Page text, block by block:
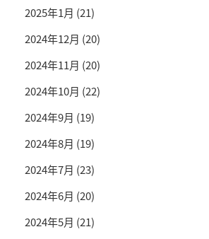
2025年1月 (21)
2024年12月 (20)
2024年11月 (20)
2024年10月 (22)
2024年9月 (19)
2024年8月 (19)
2024年7月 (23)
2024年6月 (20)
2024年5月 (21)